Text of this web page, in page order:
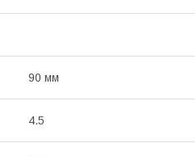
90 мм
4.5